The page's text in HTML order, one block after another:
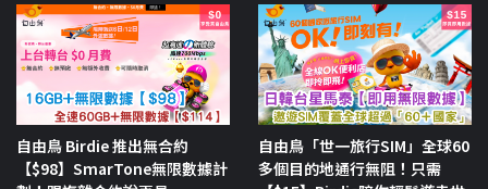
自由鳥 Birdie 推出無合約
【$98】SmarTone無限數據計
自由鳥「世一旅行SIM」全球60
多個目的地通行無阻！只需